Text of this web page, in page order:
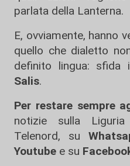
parlata della Lanterna.
E, ovviamente, hanno
quello che dialetto
definito lingua: sfida
Salis.
Per restare sempre
notizie sulla
Telenord, su
Youtube e su